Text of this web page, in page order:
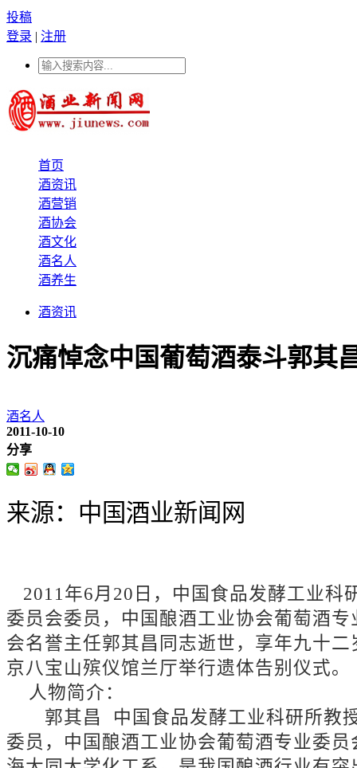
投稿
登录 | 注册
首页
酒资讯
酒营销
酒协会
酒文化
酒名人
酒养生
酒资讯
沉痛悼念中国葡萄酒泰斗郭其
酒名人
2011-10-10
分享
来源：中国酒业新闻网
2011年6月20日，中国食品发酵工业科
委员会委员，中国酿酒工业协会葡萄酒
会名誉主任郭其昌同志逝世，享年九十
京八宝山殡仪馆兰厅举行遗体告别仪式。
人物简介：
郭其昌 中国食品发酵工业科研所教授
委员，中国酿酒工业协会葡萄酒专业委